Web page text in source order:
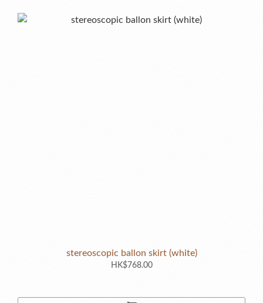
stereoscopic ballon skirt (white)
HK$768.00